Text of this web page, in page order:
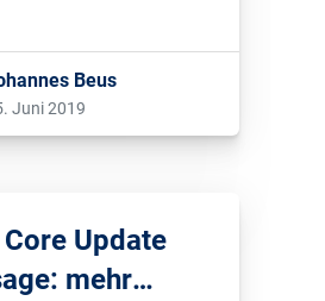
Wir haben
relevant
Inhalte für die
von Google sind. Das
die Nutzung von
Presseverleger....
Beus
Juni 2019
Update
mehr